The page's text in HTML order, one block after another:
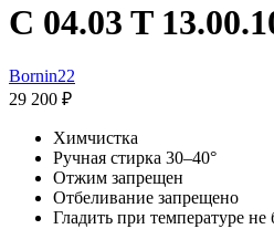
C 04.03 T
Bornin22
29 200 ₽
Химчистка
Ручная стирка 30–40°
Отжим запрещен
Отбеливание запрещено
Гладить при температуре не